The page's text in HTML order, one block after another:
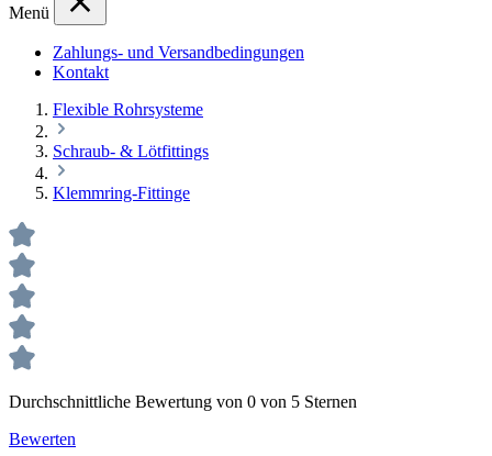
Menü
Zahlungs- und Versandbedingungen
Kontakt
Flexible Rohrsysteme
Schraub- & Lötfittings
Klemmring-Fittinge
Durchschnittliche Bewertung von 0 von 5 Sternen
Bewerten